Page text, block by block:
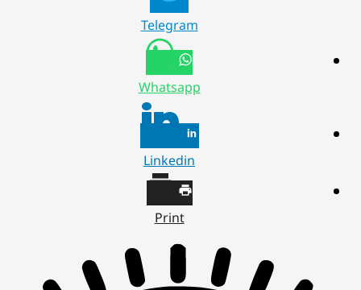
Telegram
Whatsapp
Linkedin
Print